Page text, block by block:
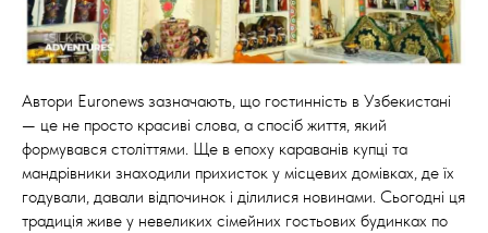
Автори Euronews зазначають, що гостинність в Узбекистані
— це не просто красиві слова, а спосіб життя, який
формувався століттями. Ще в епоху караванів купці та
мандрівники знаходили прихисток у місцевих домівках, де їх
годували, давали відпочинок і ділилися новинами. Сьогодні ця
традиція живе у невеликих сімейних гостьових будинках по